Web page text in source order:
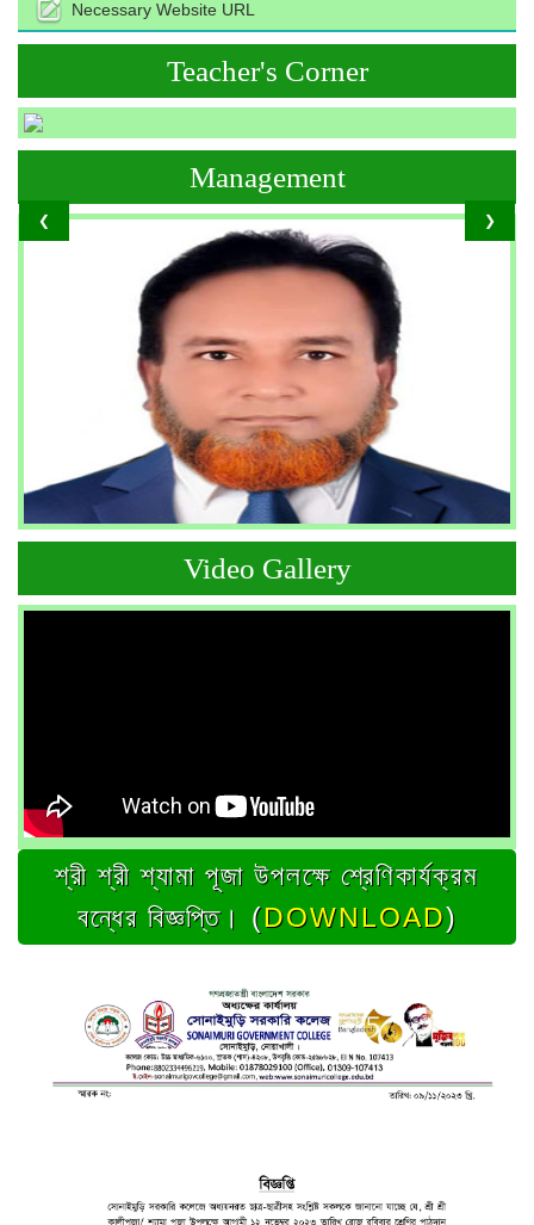
Necessary Website URL
Teacher's Corner
❮ ❯
Management
Video Gallery
শ্রী শ্রী শ্যামা পূজা উপলক্ষে শ্রেণিকার্যক্রম
বন্ধের বিজ্ঞপ্তি। (DOWNLOAD)